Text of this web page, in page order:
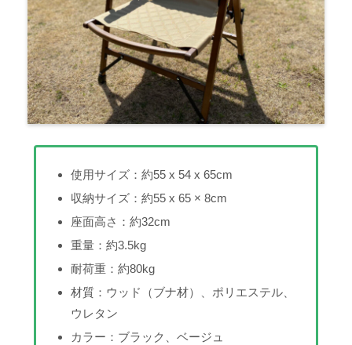
使用サイズ：約55 x 54 x 65cm
収納サイズ：約55 x 65 × 8cm
座面高さ：約32cm
重量：約3.5kg
耐荷重：約80kg
材質：ウッド（ブナ材）、ポリエステル、
ウレタン
カラー：ブラック、ベージュ